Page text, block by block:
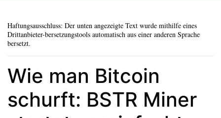
Haftungsausschluss: Der unten angezeigte Text wurde mithilfe eines
Drittanbieter-bersetzungstools automatisch aus einer anderen Sprache
bersetzt.
Wie man Bitcoin
schurft: BSTR Miner